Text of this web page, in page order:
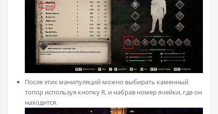
После этих манипуляций можно выбирать каменный
топор используя кнопку R, и набрав номер ячейки, где он
находится.